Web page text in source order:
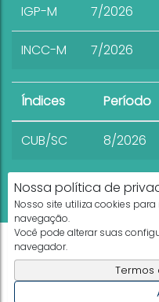
Nossa política de
Nosso site utiliza cookies
navegação.
Você pode alterar suas
navegador.
Termos
IGP-M 7/2026
INCC-M 7/2026
Índices Período
CUB/SC 8/2026
Apresenta.me ~
Copyright © 2026